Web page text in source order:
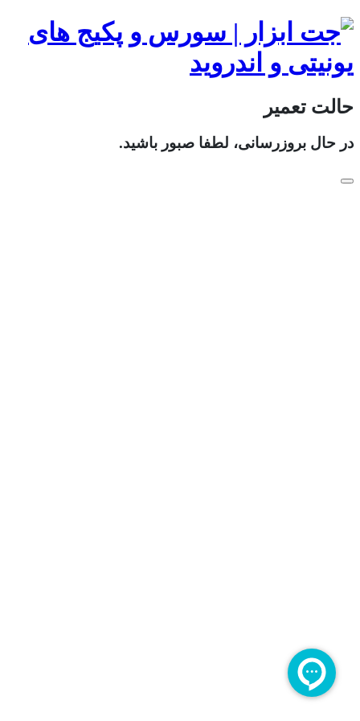
حالت تعمیر
در حال بروزرسانی، لطفا صبور باشید.